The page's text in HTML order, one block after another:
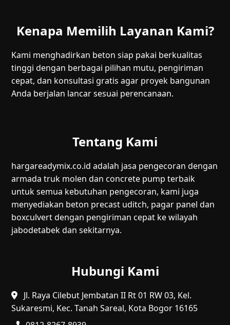
Kenapa Memilih Layanan Kami?
Kami menghadirkan beton siap pakai berkualitas
tinggi dengan berbagai pilihan mutu, pengiriman
cepat, dan konsultasi gratis agar proyek bangunan
Anda berjalan lancar sesuai perencanaan.
Tentang Kami
hargareadymix.co.id adalah jasa pengecoran dengan
armada truk molen dan concrete pump terbaik
untuk semua kebutuhan pengecoran, kami juga
menyediakan beton precast uditch, pagar panel dan
boxculvert dengan pengiriman cepat ke wilayah
jabodetabek dan sekitarnya.
Hubungi Kami
Jl. Raya Cilebut Jembatan II Rt 01 RW 03, Kel.
Sukaresmi, Kec. Tanah Sareal, Kota Bogor 16165